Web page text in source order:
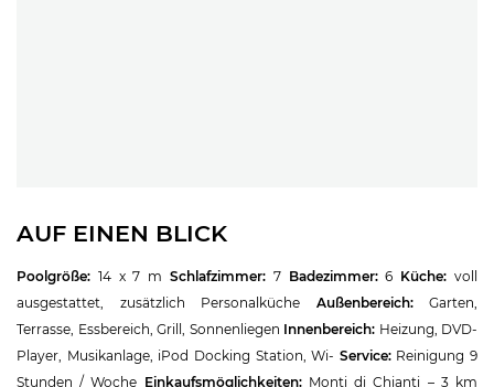
AUF EINEN BLICK
Poolgröße: 14 x 7 m Schlafzimmer: 7 Badezimmer:6 Küche: voll
ausgestattet, zusätzlich Personalküche Außenbereich:Garten,
Terrasse, Essbereich, Grill, Sonnenliegen Innenbereich: Heizung, DVD-
Player, Musikanlage, iPod Docking Station, Wi- Service: Reinigung 9
Stunden / Woche Einkaufsmöglichkeiten:Monti di Chianti – 3 km